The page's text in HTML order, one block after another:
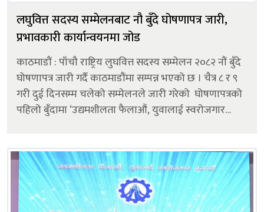
लघुवित्त सदस्य सम्मेलनबाट नौ बुँदे घोषणापत्र जारी,
प्रभावकारी कार्यान्वयनमा जोड
काठमाडौं : पाँचौ राष्ट्रिय लुघवित्त सदस्य सम्मेलन २०८२ नौं बुँदे
घोषणापत्र जारी गर्दै काठमाडौंमा सम्पन्न भएको छ । चैत्र ८ र ९
गरी दुई दिनसम्म चलेको सम्मेलनले जारी गरेको घोषणापत्रको
पहिलो बुँदामा ‘उद्यमशीलता फैलाऔं, युवालाई स्वरोजगार